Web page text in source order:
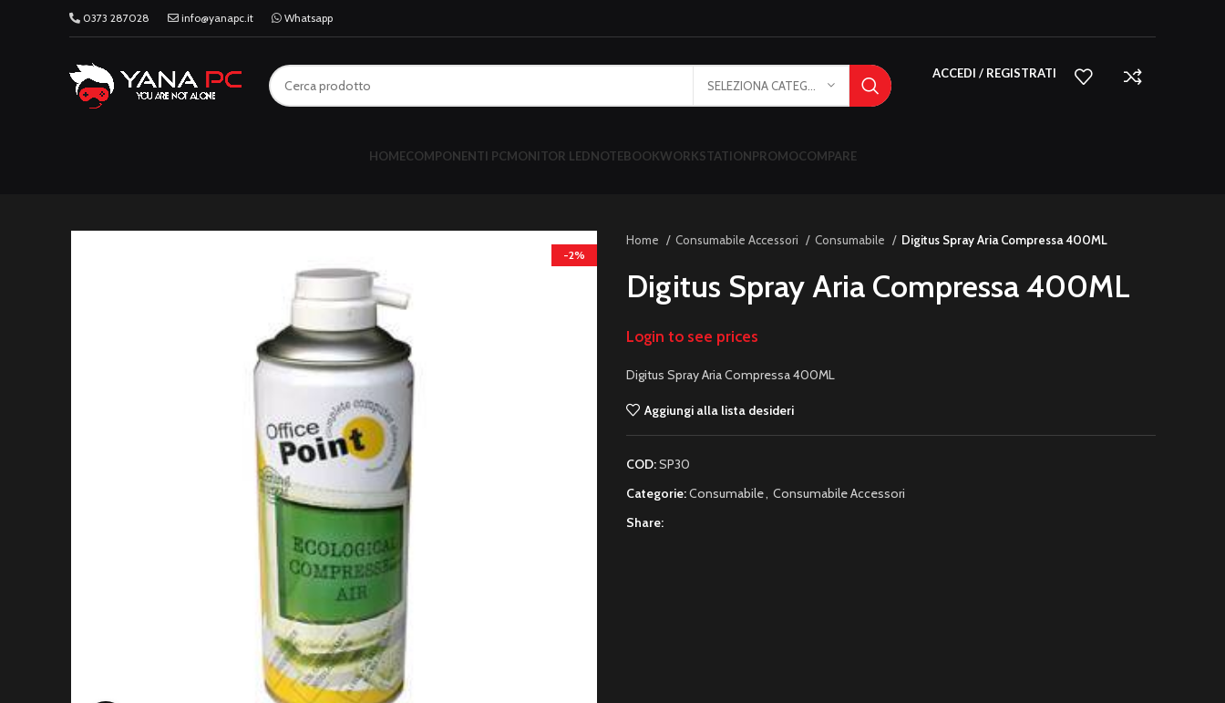
0373 287028 info@yanapc.it Whatsapp
ACCEDI / REGISTRATI
HOMECOMPONENTI PCMONITOR LEDNOTEBOOKWORKSTATIONPROMOCOMPARE
-2%
Home Consumabile Accessori Consumabile Digitus Spray Aria Compressa 400ML
Digitus Spray Aria Compressa 400ML
Login to see prices
Digitus Spray Aria Compressa 400ML
Aggiungi alla lista desideri
COD:SP30
Categorie:Consumabile, Consumabile Accessori
Share: